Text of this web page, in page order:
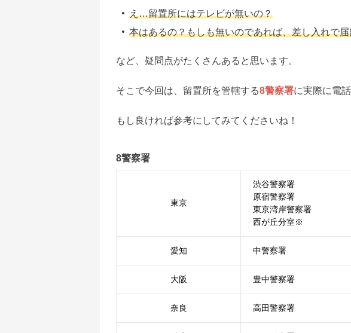
え…留置所にはテレビが無いの？
本はあるの？もしも無いのであれば、差し入れで
など、疑問点がたくさんあると思います。
そこで今回は、留置所を管轄する8警察署に実際に電
もし良ければ参考にしてみてくださいね！
8警察署
東京
渋谷警察署
原宿警察署
東京湾岸警察署
西が丘分室※
愛知 中警察署
大阪 豊中警察署
奈良 高田警察署